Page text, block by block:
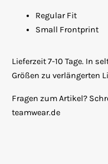
Regular Fit
Small Frontprint
Lieferzeit 7-10 Tage. In
Größen zu verlängerten
Fragen zum Artikel?
teamwear.de